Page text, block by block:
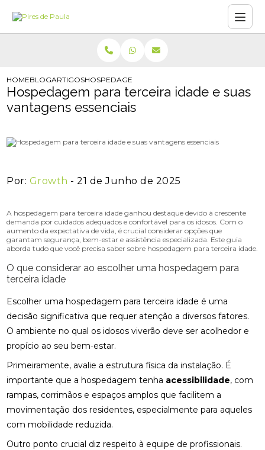
HOMEBLOGARTIGOSHOSPEDAGEM PARA TERCEIRA IDADE E SUAS
Hospedagem para terceira idade e suas
vantagens essenciais
Por: Growth - 21 de Junho de 2025
A hospedagem para terceira idade ganhou destaque devido à crescente
demanda por cuidados adequados e confortável para os idosos. Com o
aumento da expectativa de vida, é crucial considerar opções que
garantam segurança, bem-estar e assistência especializada. Este guia
aborda tudo que você precisa saber sobre hospedagem para terceira idade.
O que considerar ao escolher uma hospedagem para
terceira idade
Escolher uma hospedagem para terceira idade é uma
decisão significativa que requer atenção a diversos fatores.
O ambiente no qual os idosos viverão deve ser acolhedor e
propício ao seu bem-estar.
Primeiramente, avalie a estrutura física da instalação. É
importante que a hospedagem tenha acessibilidade, com
rampas, corrimãos e espaços amplos que facilitem a
movimentação dos residentes, especialmente para aqueles
com mobilidade reduzida.
Outro ponto crucial diz respeito à equipe de profissionais.